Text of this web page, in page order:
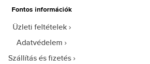
Fontos információk
Üzleti feltételek
Adatvédelem
Szállítás és fizetés